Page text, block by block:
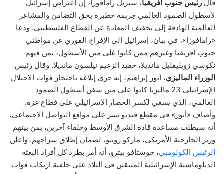
قال رئيس جنوب أفريقيا، سيريل رامافوزا، إن اعتراض إسرائيل
لأسطول الصمود العالمي جريمة خطيرة بحق التضامن والمشاعر
العالمية الهادفة إلى تخفيف المعاناة عن القطاع الفلسطيني. ودعا
«رامافوزا»، في بيان، إسرائيل إلى الإفراج الفوري عن مواطني
جنوب أفريقيا وغيرهم ممن كانوا على متن الأسطول، بمن فيهم
نكوسي زويليفليل مانديلا، حفيد الزعيم نيلسون مانديلا. وقال رئيس
الوزراء الماليزي، أنور إبراهيم، إنه جرى إبلاغه باحتجاز قوات الاحتلال
الإسرائيلي 23 ماليزيا كانوا على متن سفن أسطول الصمود
العالمي، الذي يسعي لكسر الحصار الإسرائيلي على قطاع غزة.
وأضاف «أنور» في مقطع فيديو نشر على مواقع التواصل الاجتماعي،
أنه سيطلب مساعدة قادة الشرق الأوسط وحلفاء آخرين، بمن بينهم
وزير الخارجية الأمريكي، ماركو روبيو، لضمان إطلاق سراحهم. وأعلن
الرئيس الكولومبي، جوستافو بيترو، أنه أمر بطرد كل أفراد البعثة
الدبلوماسية الإسرائيلية المتبقين في البلاد على خلفية ارتكاب قوات